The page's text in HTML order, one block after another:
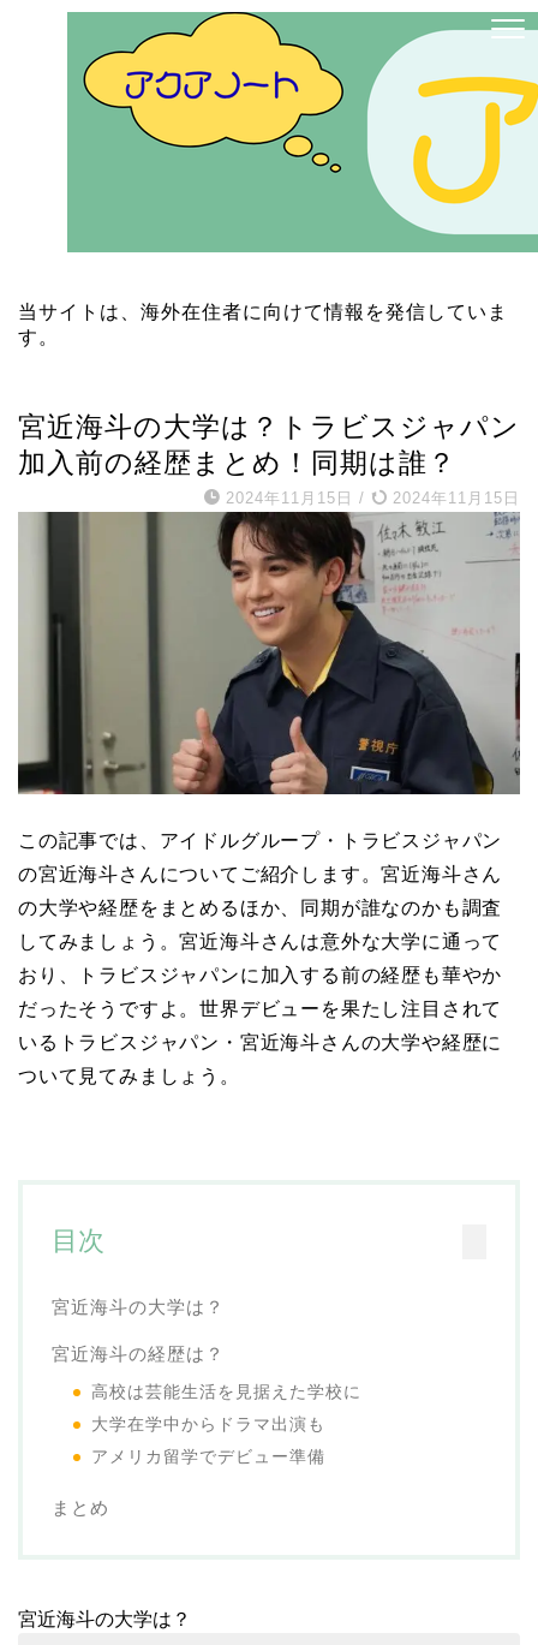
当サイトは、海外在住者に向けて情報を発信していま
す。
宮近海斗の大学は？トラビスジャパン
加入前の経歴まとめ！同期は誰？
2024年11月15日 / 2024年11月15日
この記事では、アイドルグループ・トラビスジャパン
の宮近海斗さんについてご紹介します。宮近海斗さん
の大学や経歴をまとめるほか、同期が誰なのかも調査
してみましょう。宮近海斗さんは意外な大学に通って
おり、トラビスジャパンに加入する前の経歴も華やか
だったそうですよ。世界デビューを果たし注目されて
いるトラビスジャパン・宮近海斗さんの大学や経歴に
ついて見てみましょう。
目次
宮近海斗の大学は？
宮近海斗の経歴は？
高校は芸能生活を見据えた学校に
大学在学中からドラマ出演も
アメリカ留学でデビュー準備
まとめ
宮近海斗の大学は？